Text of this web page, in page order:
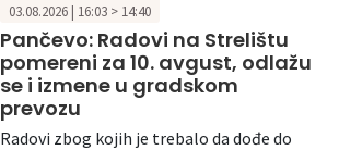
03.08.2026 | 16:03 > 14:40
Pančevo: Radovi na Strelištu
pomereni za 10. avgust, odlažu
se i izmene u gradskom
prevozu
Radovi zbog kojih je trebalo da dođe do